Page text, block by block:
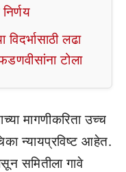
लढा
टोला
मागणीकरिता उच्च
न्यायप्रविष्ट आहेत.
समितीला गावे